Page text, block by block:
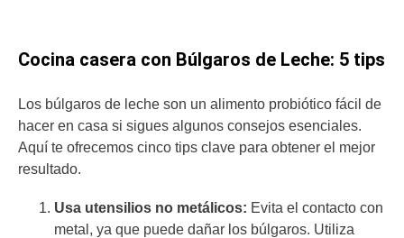
Cocina casera con Búlgaros de Leche: 5 tips
Los búlgaros de leche son un alimento probiótico fácil de
hacer en casa si sigues algunos consejos esenciales.
Aquí te ofrecemos cinco tips clave para obtener el mejor
resultado.
Usa utensilios no metálicos: Evita el contacto con
metal, ya que puede dañar los búlgaros. Utiliza